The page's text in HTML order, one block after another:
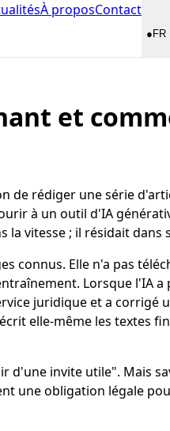
À proposContact
●FR
et
rédiger une série
à un outil d'IA
vitesse ; il résidait dans
connus. Elle n'a pas
Lorsque l'IA
juridique et a corrigé
elle-même les textes
d'une invite utile". Mais
une obligation légale